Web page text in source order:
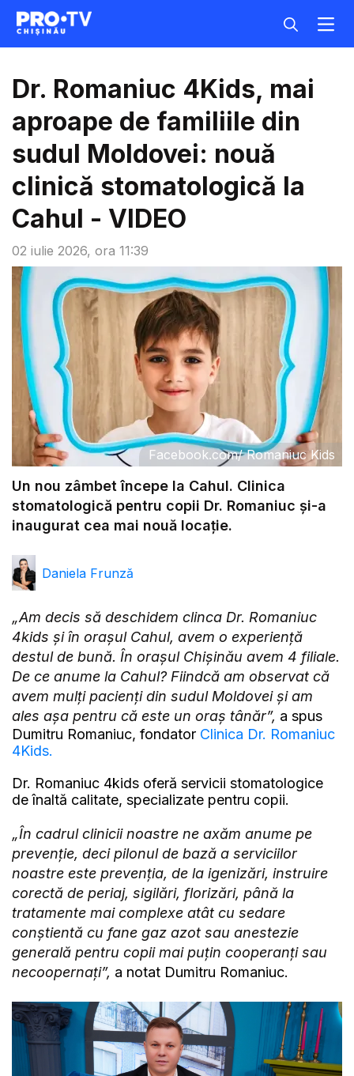
02 iulie 2026, ora 11:39
Dr. Romaniuc 4Kids, mai
aproape de familiile din
sudul Moldovei: nouă
clinică stomatologică la
Cahul - VIDEO
Facebook.com/Romaniuc Kids
Un nou zâmbet începe la Cahul. Clinica
stomatologică pentru copii Dr. Romaniuc și-a
inaugurat cea mai nouă locație.
Daniela Frunză
„Am decis să deschidem clinca Dr. Romaniuc
4kids și în orașul Cahul, avem o experiență
destul de bună. În orașul Chișinău avem 4 filiale.
De ce anume la Cahul? Fiindcă am observat că
avem mulți pacienți din sudul Moldovei și am
ales așa pentru că este un oraș tânăr”, a spus
Dumitru Romaniuc, fondator Clinica Dr. Romaniuc
4Kids.
Dr. Romaniuc 4kids oferă servicii stomatologice
de înaltă calitate, specializate pentru copii.
„În cadrul clinicii noastre ne axăm anume pe
prevenție, deci pilonul de bază a serviciilor
noastre este prevenția, de la igenizări, instruire
corectă de periaj, sigilări, florizări, până la
tratamente mai complexe atât cu sedare
conștientă cu fane gaz azot sau anestezie
generală pentru copii mai puțin cooperanți sau
necoopernați”, a notat Dumitru Romaniuc.